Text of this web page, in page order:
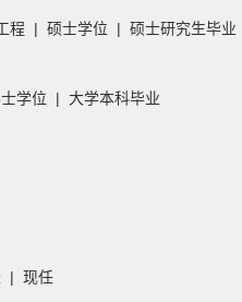
程 | 硕士学位 | 硕士研究生毕业
学位 | 大学本科毕业
| 现任